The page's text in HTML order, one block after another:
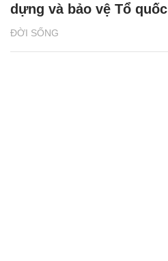
ĐỜI SỐNG
dựng và bảo vệ Tổ quốc